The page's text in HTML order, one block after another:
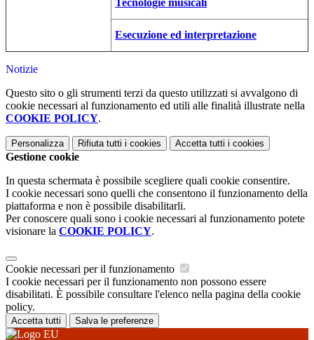
Tecnologie musicali
Esecuzione ed interpretazione
Notizie
Questo sito o gli strumenti terzi da questo utilizzati si avvalgono di
cookie necessari al funzionamento ed utili alle finalità illustrate nella
COOKIE POLICY.
Personalizza Rifiuta tutti i cookies Accetta tutti i cookies
Gestione cookie
In questa schermata è possibile scegliere quali cookie consentire.
I cookie necessari sono quelli che consentono il funzionamento della
piattaforma e non è possibile disabilitarli.
Per conoscere quali sono i cookie necessari al funzionamento potete
visionare la COOKIE POLICY.
Cookie necessari per il funzionamento
I cookie necessari per il funzionamento non possono essere
disabilitati. È possibile consultare l'elenco nella pagina della cookie
policy.
Accetta tutti Salva le preferenze